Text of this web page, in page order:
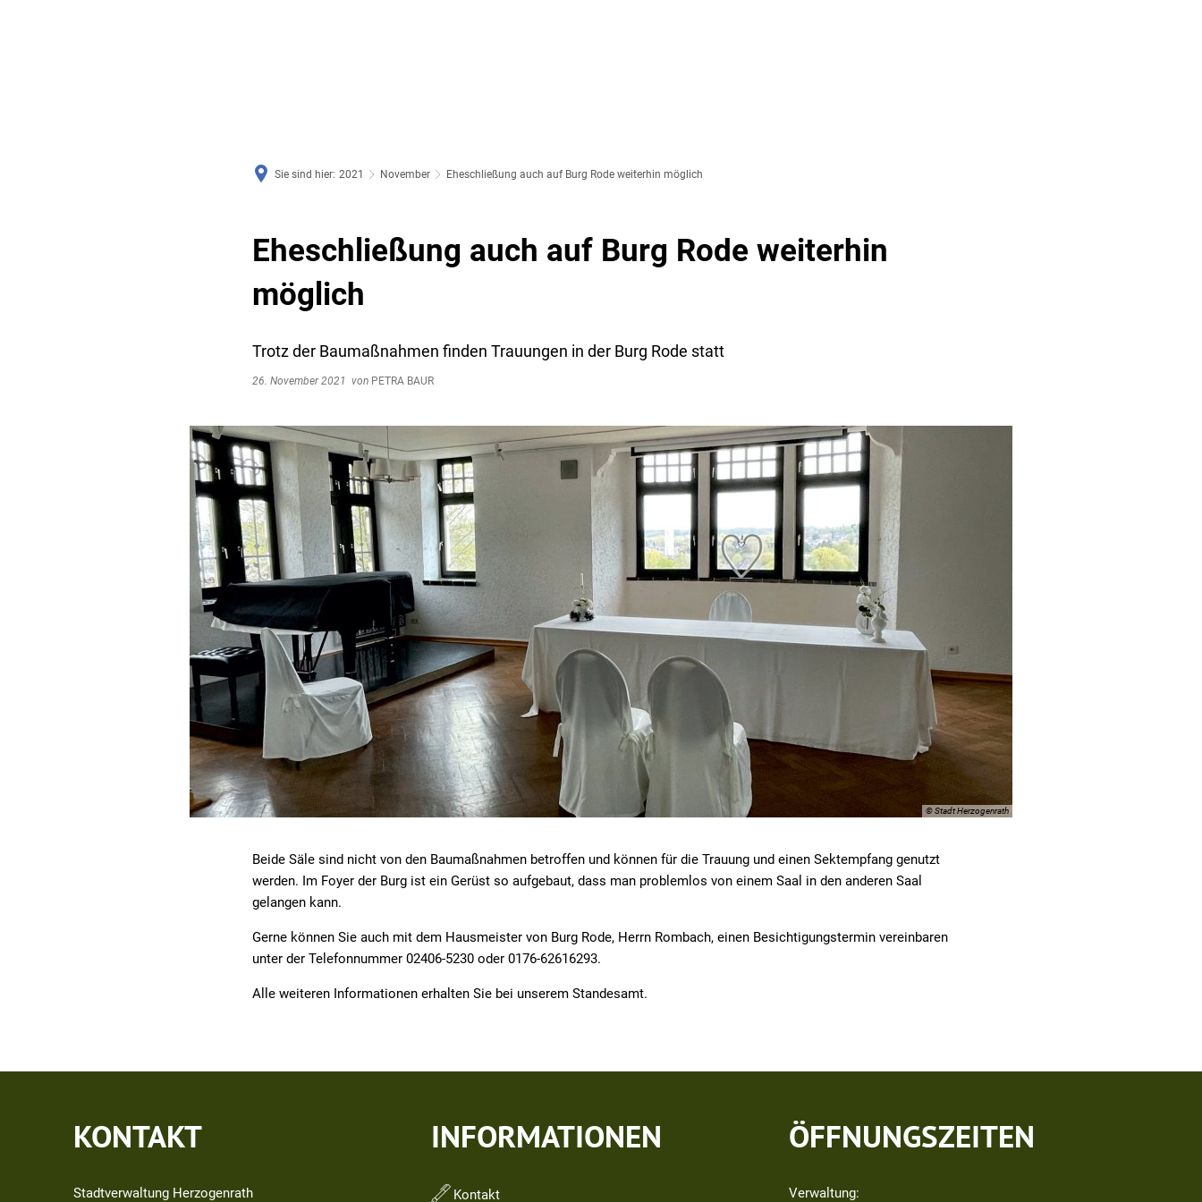
Sie sind hier: 2021 November Eheschließung auch auf Burg Rode weiterhin möglich
Eheschließung auch auf Burg Rode weiterhin
möglich
Trotz der Baumaßnahmen finden Trauungen in der Burg Rode statt
26. November 2021 von PETRA BAUR
© Stadt Herzogenrath
Beide Säle sind nicht von den Baumaßnahmen betroffen und können für die Trauung und einen Sektempfang genutzt
werden. Im Foyer der Burg ist ein Gerüst so aufgebaut, dass man problemlos von einem Saal in den anderen Saal
gelangen kann.
Gerne können Sie auch mit dem Hausmeister von Burg Rode, Herrn Rombach, einen Besichtigungstermin vereinbaren
unter der Telefonnummer 02406-5230 oder 0176-62616293.
Alle weiteren Informationen erhalten Sie bei unserem Standesamt.
KONTAKT
Stadtverwaltung Herzogenrath
INFORMATIONEN
Kontakt
ÖFFNUNGSZEITEN
Verwaltung: